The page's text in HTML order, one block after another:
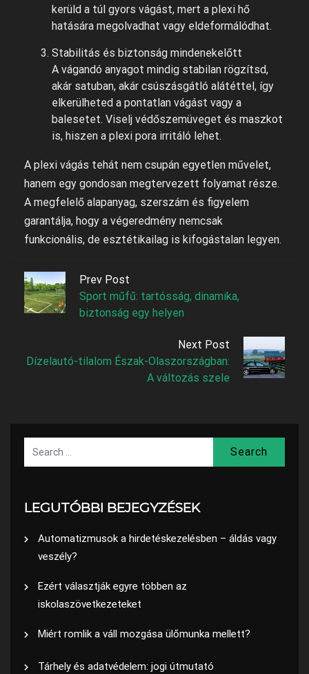
kerüld a túl gyors vágást, mert a plexi hő
hatására megolvadhat vagy eldeformálódhat.
Stabilitás és biztonság mindenekelőtt
A vágandó anyagot mindig stabilan rögzítsd,
akár satuban, akár csúszásgátló alátéttel, így
elkerülheted a pontatlan vágást vagy a
balesetet. Viselj védőszemüveget és maszkot
is, hiszen a plexi pora irritáló lehet.
A plexi vágás tehát nem csupán egyetlen művelet,
hanem egy gondosan megtervezett folyamat része.
A megfelelő alapanyag, szerszám és figyelem
garantálja, hogy a végeredmény nemcsak
funkcionális, de esztétikailag is kifogástalan legyen.
Prev Post
Sport műfű: tartósság, dinamika,
biztonság egy helyen
Next Post
Dízelautó-tilalom Észak-Olaszországban:
A változás szele
LEGUTÓBBI BEJEGYZÉSEK
Automatizmusok a hirdetéskezelésben – áldás vagy
veszély?
Ezért választják egyre többen az
iskolaszövetkezeteket
Miért romlik a váll mozgása ülőmunka mellett?
Tárhely és adatvédelem: jogi útmutató